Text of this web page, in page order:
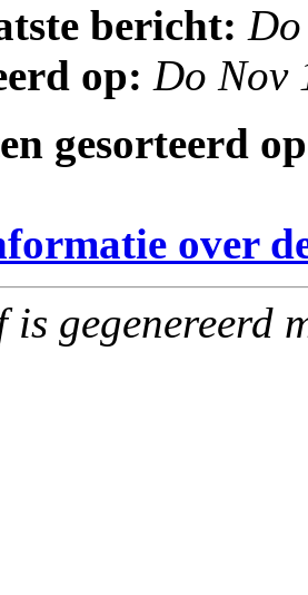
bericht:
op: Do Nov
gesorteerd
over
gegenereerd